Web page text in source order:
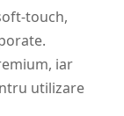
touch,
iar
utilizare